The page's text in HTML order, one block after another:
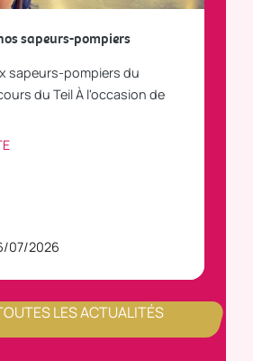
sapeurs-pompiers
sapeurs-pompiers du
du Teil À l'occasion de
07/2026
LES ACTUALITÉS